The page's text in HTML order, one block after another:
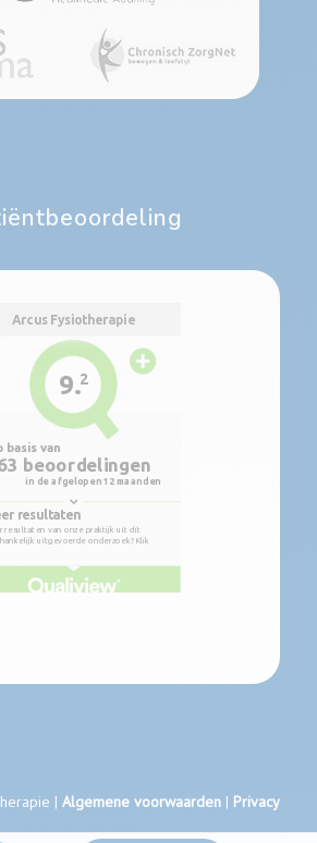
| Algemene voorwaarden| Privacy